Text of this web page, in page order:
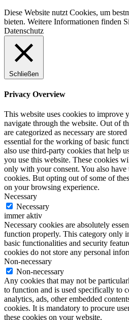
Diese Website nutzt Cookies, um
bieten. Weitere Informationen finden
Datenschutz
Schließen
Privacy Overview
This website uses cookies to improve
navigate through the website. Out of
are categorized as necessary are
essential for the working of basic
also use third-party cookies that help
you use this website. These cookies
only with your consent. You also
cookies. But opting out of some of
on your browsing experience.
Necessary
Necessary
immer aktiv
Necessary cookies are absolutely
function properly. This category only
basic functionalities and security
cookies do not store any personal
Non-necessary
Non-necessary
Any cookies that may not be
to function and is used specifically to
analytics, ads, other embedded
cookies. It is mandatory to procure
these cookies on your website.